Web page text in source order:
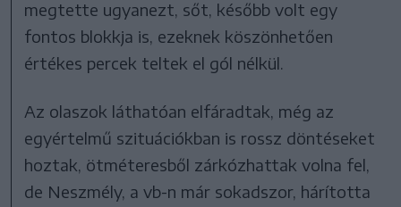
megtette ugyanezt, sőt, később volt egy
fontos blokkja is, ezeknek köszönhetően
értékes percek teltek el gól nélkül.
Az olaszok láthatóan elfáradtak, még az
egyértelmű szituációkban is rossz döntéseket
hoztak, ötméteresből zárkózhattak volna fel,
de Neszmély, a vb-n már sokadszor, hárította